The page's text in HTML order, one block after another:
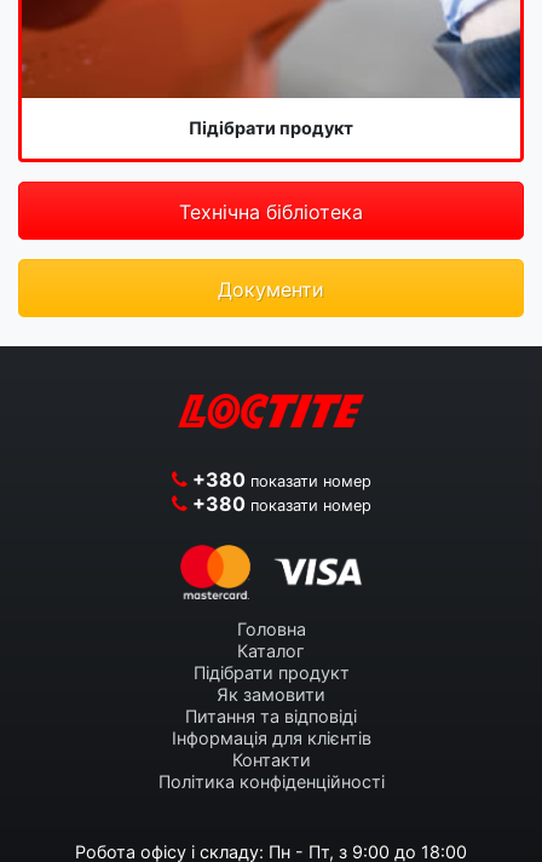
Підібрати продукт
Технічна бібліотека
Документи
+380 показати номер
+380 показати номер
Головна
Каталог
Підібрати продукт
Як замовити
Питання та відповіді
Інформація для клієнтів
Контакти
Політика конфіденційності
Робота офісу і складу: Пн - Пт, з 9:00 до 18:00